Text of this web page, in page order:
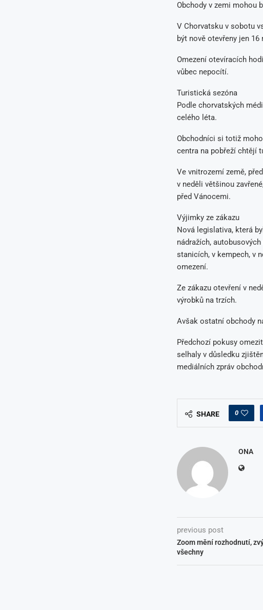
Obchody v zemi mohou
V Chorvatsku v sobotu
být nově otevřeny jen 16
Omezení otevíracích
vůbec nepocítí.
Turistická sezóna
Podle chorvatských
celého léta.
Obchodníci si totiž
centra na pobřeží chtějí
Ve vnitrozemí země,
v neděli většinou
před Vánocemi.
Výjimky ze zákazu
Nová legislativa, která
nádražích,
stanicích, v kempech, v
omezení.
Ze zákazu otevření v
výrobků na trzích.
Avšak ostatní obchody
Předchozí pokusy
selhaly v důsledku
mediálních zpráv
SHARE 0
ONA
previous post
Zoom mění rozhodnutí,
všechny